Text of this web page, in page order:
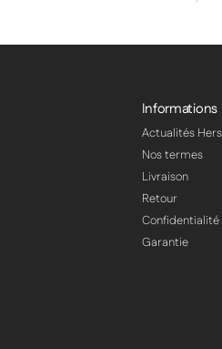
Informations
Actualités
Nos termes
Livraison
Retour
Confidentialité
Garantie